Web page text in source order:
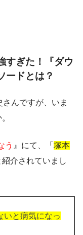
すぎた！『ダウ
ードとは？
さんですが、いま
う 』にて、「 塚本
紹介されていまし
いと病気になっ